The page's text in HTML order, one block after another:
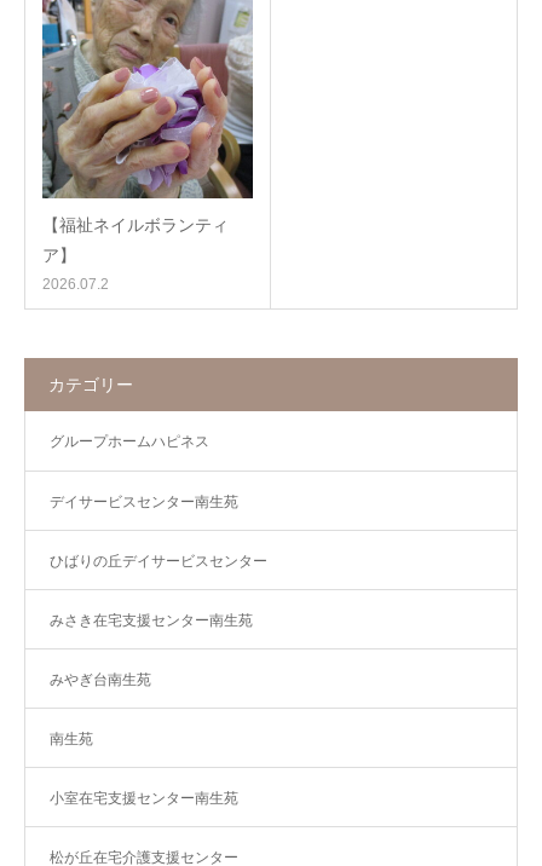
【福祉ネイルボランティ
ア】
2026.07.2
カテゴリー
グループホームハピネス
デイサービスセンター南生苑
ひばりの丘デイサービスセンター
みさき在宅支援センター南生苑
みやぎ台南生苑
南生苑
小室在宅支援センター南生苑
松が丘在宅介護支援センター